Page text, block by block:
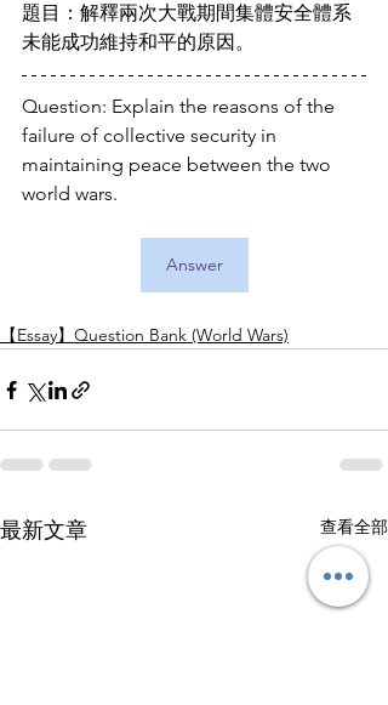
題目：解釋兩次大戰期間集體安全體系
未能成功維持和平的原因。
Question: Explain the reasons of the
failure of collective security in
maintaining peace between the two
world wars.
Answer
【Essay】Question Bank (World Wars)
最新文章 查看全部